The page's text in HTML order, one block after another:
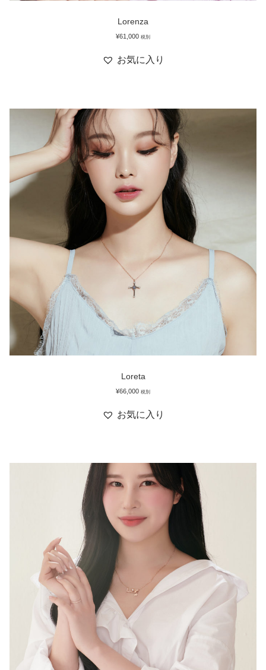
Lorenza
¥61,000 税別
お気に入り
Loreta
¥66,000 税別
お気に入り